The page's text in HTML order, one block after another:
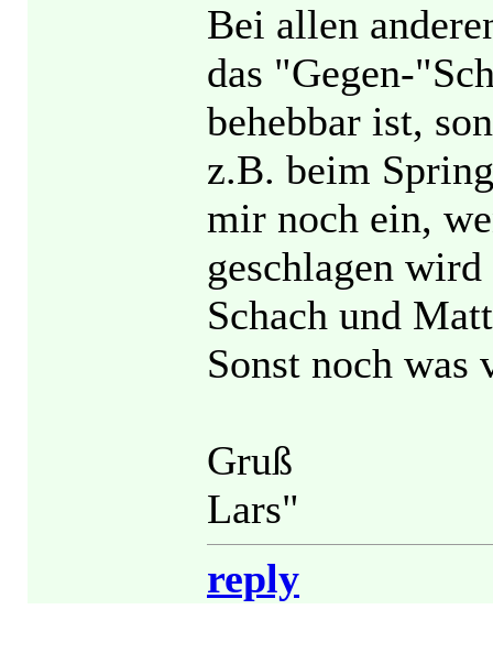
Bei allen
das "Gegen-
behebbar ist,
z.B. beim
mir noch ein,
geschlagen
Schach und
Sonst noch was
Gruß
Lars"
reply